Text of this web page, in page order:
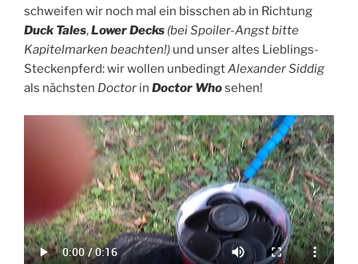
schweifen wir noch mal ein bisschen ab in Richtung
Duck Tales,Lower Decks (bei Spoiler-Angst bitte
Kapitelmarken beachten!) und unser altes Lieblings-
Steckenpferd: wir wollen unbedingtAlexander Siddig
als nächsten Doctor in Doctor Whosehen!